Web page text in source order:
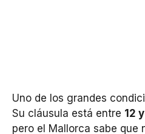
Uno de los grandes
Su cláusula está entre 12
pero el Mallorca sabe que